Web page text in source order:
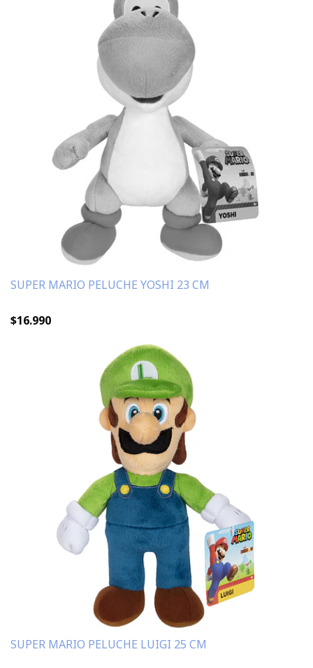
SUPER MARIO PELUCHE YOSHI 23 CM
$16.990
SUPER MARIO PELUCHE LUIGI 25 CM